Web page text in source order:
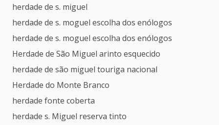
herdade de s. miguel
herdade de s. moguel escolha dos enólogos
herdade de s. moguel escolha dos enólogos
Herdade de São Miguel arinto esquecido
herdade de são miguel touriga nacional
Herdade do Monte Branco
herdade fonte coberta
herdade s. Miguel reserva tinto